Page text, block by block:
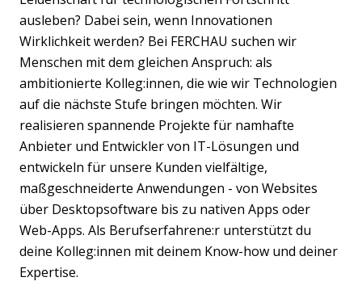
ausleben? Dabei sein, wenn Innovationen
Wirklichkeit werden? Bei FERCHAU suchen wir
Menschen mit dem gleichen Anspruch: als
ambitionierte Kolleg:innen, die wie wir Technologien
auf die nächste Stufe bringen möchten. Wir
realisieren spannende Projekte für namhafte
Anbieter und Entwickler von IT-Lösungen und
entwickeln für unsere Kunden vielfältige,
maßgeschneiderte Anwendungen - von Websites
über Desktopsoftware bis zu nativen Apps oder
Web-Apps. Als Berufserfahrene:r unterstützt du
deine Kolleg:innen mit deinem Know-how und deiner
Expertise.